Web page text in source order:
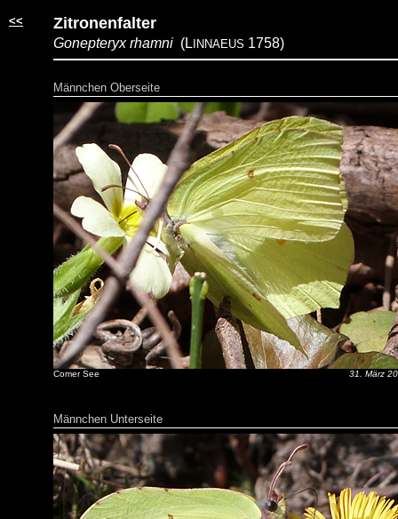
<< Zitronenfalter
Gonepteryx rhamni (L INNAEUS 1758)
Männchen Oberseite
Comer See 31. März
Männchen Unterseite